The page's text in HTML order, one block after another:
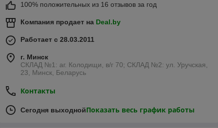
100% положительных из 16 отзывов за год
Компания продает на Deal.by
Работает с 28.03.2011
г. Минск
СКЛАД №1: аг. Колодищи, в/г 70; СКЛАД №2: ул. Уручская,
23, Минск, Беларусь
Контакты
Сегодня выходнойПоказать весь график работы